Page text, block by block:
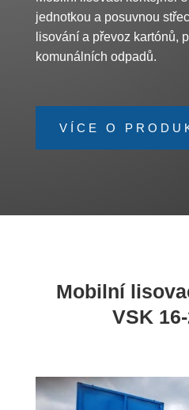
jednotkou a posuvnou
lisování a převoz kartónů,
komunálních odpadů.
VÍCE O
Mobilní
VSK